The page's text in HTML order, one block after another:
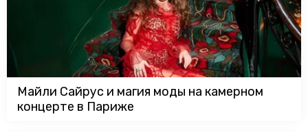
Майли Сайрус и магия моды на камерном
концерте в Париже